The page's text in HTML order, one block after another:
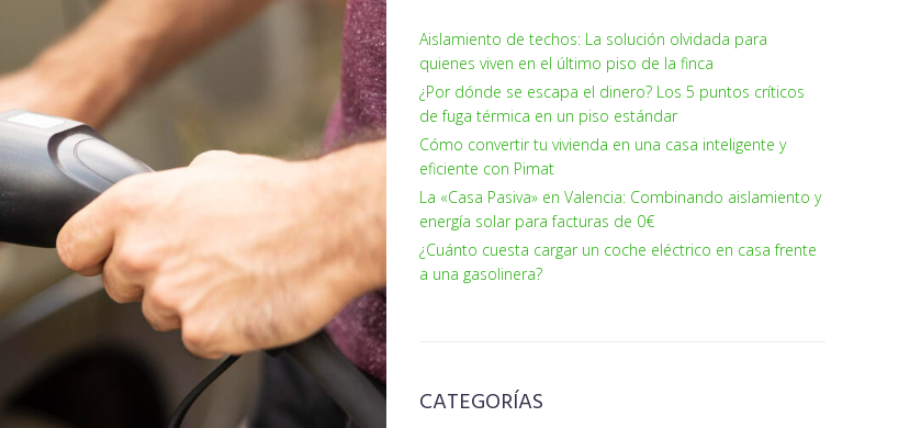
Aislamiento de techos: La solución olvidada para
quienes viven en el último piso de la finca
¿Por dónde se escapa el dinero? Los 5 puntos críticos
de fuga térmica en un piso estándar
Cómo convertir tu vivienda en una casa inteligente y
eficiente con Pimat
La «Casa Pasiva» en Valencia: Combinando aislamiento y
energía solar para facturas de 0€
¿Cuánto cuesta cargar un coche eléctrico en casa frente
a una gasolinera?
CATEGORÍAS